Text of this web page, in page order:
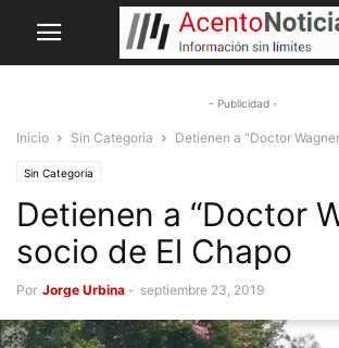
- Publicidad -
Inicio Sin Categoria Detienen a “Doctor
Sin Categoria
Detienen a “Doctor
socio de El Chapo
Por Jorge Urbina - septiembre 23, 2019